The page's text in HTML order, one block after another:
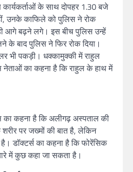
के साथ दोपहर 1.30 बजे
उनके काफिले को पुलिस ने रोक
आगे बढ़ने लगे। इस बीच पुलिस उन्हें
के बाद पुलिस ने फिर रोक दिया।
भी पकड़ी। धक्कामुक्की में राहुल
नेताओं का कहना है कि राहुल के हाथ में
का कहना है कि अलीगढ़ अस्पताल की
शरीर पर जख्मों की बात है, लेकिन
है। डॉक्टर्स का कहना है कि फोरेंसिक
में कुछ कहा जा सकता है।